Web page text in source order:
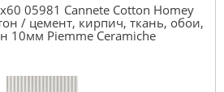
05981 Cannete Cotton Homey
/ цемент, кирпич, ткань, обои,
10мм Piemme Ceramiche